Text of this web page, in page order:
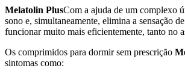
Melatolin PlusCom a ajuda de um complexo
sono e, simultaneamente, elimina a sensação
funcionar muito mais eficientemente, tanto no
Os comprimidos para dormir sem prescrição
sintomas como: